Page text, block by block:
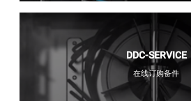
DDC-SERVICE
在线订购备件